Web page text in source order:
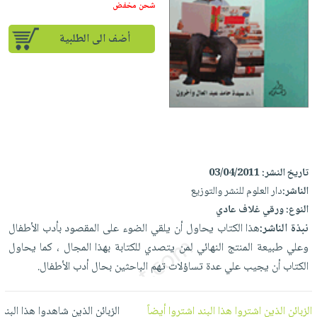
إختياراتنا
أكاديمية
صندوق
القراءة
iKitab
أسئلة
يتكرر
على
Android
تحميل
iKitab
على
تحميل
masmu3
على
masmu3
على
Apple
المواضيع
الأكثر
وسائل
تعليمية
جوائز
والعناية
الشخصية
جديد
أجهزة
العناية
الشخصية
العناية
وتصفيف
الشعر
بالجسم
المطبخ
والسفرة
جديد
الكل
أواني
الطهي
أدوات
متجر
الهدايا
أقسام
شحن مخفض
أضف الى الطلبية
تاريخ النشر:03/04/2011
الناشر:دار العلوم للنشر والتوزيع
النوع:ورقي غلاف عادي
نبذة الناشر:هذا الكتاب يحاول أن يلقي الضوء على المقصود بأدب الأطفال
وعلي طبيعة المنتج النهائي لمن يتصدي للكتابة بهذا المجال ، كما يحاول
الكتاب أن يجيب علي عدة تساؤلات تهم الباحثين بحال أدب الأطفال.
الزبائن الذين اشتروا هذا البند اشتروا أيضاً الزبائن الذين شاهدوا هذا